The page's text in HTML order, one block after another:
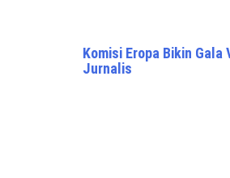
Komisi Eropa Bikin
Jurnalis